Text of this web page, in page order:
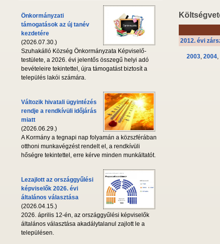
Önkormányzati
támogatások az új tanév
kezdetére
(2026.07.30.)
Szuhakálló Község Önkormányzata Képviselő-
testülete, a 2026. évi jelentős összegű helyi adó
bevételeire tekintettel, újra támogatást biztosít a
település lakói számára.
Változik hivatali ügyintézés
rendje a rendkívüli időjárás
miatt
(2026.06.29.)
A Kormány a tegnapi nap folyamán a közszférában
otthoni munkavégzést rendelt el, a rendkívüli
hőségre tekintettel, erre kérve minden munkáltatót.
Lezajlott az országgyűlési
képviselők 2026. évi
általános választása
(2026.04.15.)
2026. április 12-én, az országgyűlési képviselők
általános választása akadálytalanul zajlott le a
településen.
2012. évi
2003, 2004,